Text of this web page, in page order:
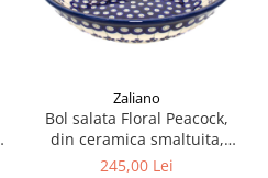
Zaliano
Bol salata Floral Peacock,
din ceramica smaltuita,
pictat manual, 25,2 cm,
245,00 Lei